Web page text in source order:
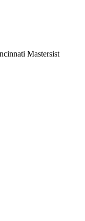
Mastersist